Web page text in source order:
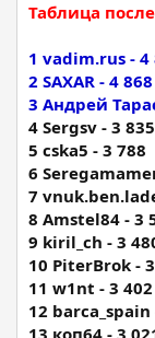
Таблица
1 vadim.rus - 4
2 SAXAR - 4 868
3 Андрей
4 Sergsv - 3 835
5 cska5 - 3 788
6
7
8 Amstel84 - 3
9 kiril_ch - 3
10 PiterBrok -
11 w1nt - 3 402
12 barca_spain
13 коп64 - 3